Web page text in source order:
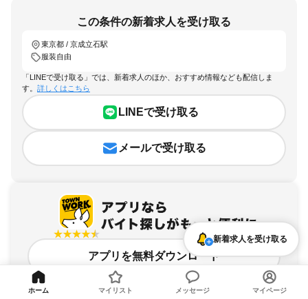
この条件の新着求人を受け取る
東京都 / 京成立石駅
服装自由
「LINEで受け取る」では、新着求人のほか、おすすめ情報なども配信しま
す。 詳しくはこちら
LINEで受け取る
メールで受け取る
アプリを無料ダウンロード
新着求人を受け取る
ホーム マイリスト メッセージ マイページ